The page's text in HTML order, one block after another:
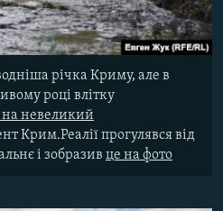
річка Криму, але в
році влітку
на невеликий
Крим.Реалії прогулявся від
і зобразив це на фото